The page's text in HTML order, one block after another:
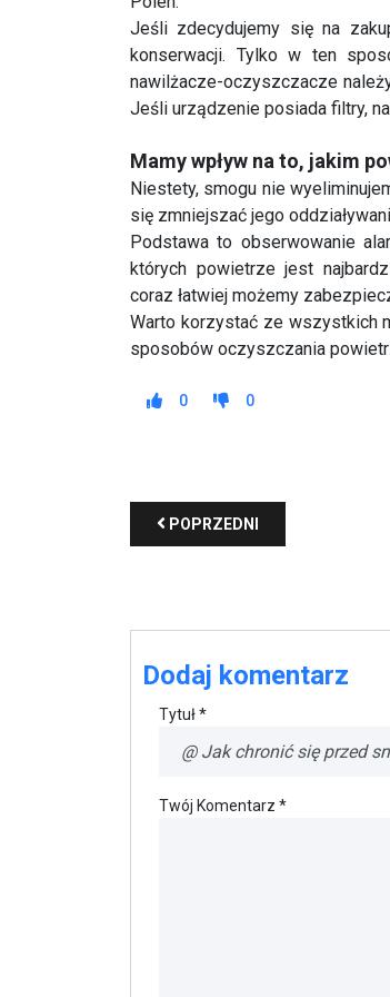
Jeśli urządzenie posiada filtry,
Mamy wpływ na to, jakim
Niestety, smogu nie
się zmniejszać jego
których powietrze jest
coraz łatwiej możemy
Warto korzystać ze wszystkich
sposobów oczyszczania
0 0
Twój Komentarz *